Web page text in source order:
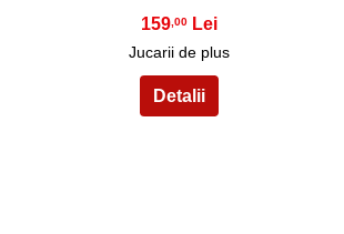
159 ,00
Jucarii de plus